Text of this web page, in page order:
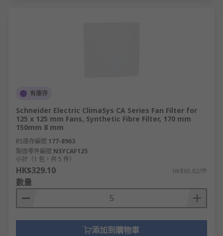
有庫存
Schneider Electric ClimaSys CA Series Fan Filter for
125 x 125 mm Fans, Synthetic Fibre Filter, 170 mm
150mm 8 mm
RS庫存編號 177-8963
製造零件編號 NSYCAF125
小計（1 包，共 5 件）
HK$329.10 HK$65.82/件
數量
添加到購物車